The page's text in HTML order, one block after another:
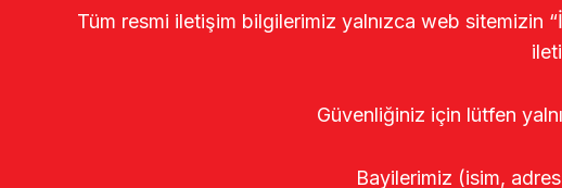
Tüm resmi iletişim bilgilerimiz yalnızca web sitemizin
Güvenliğiniz için lütfen
Bayilerimiz (isim,